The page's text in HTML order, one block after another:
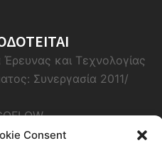
Consent
Έρευνας και Τεχνολογίας
Συνεργασία 2011/